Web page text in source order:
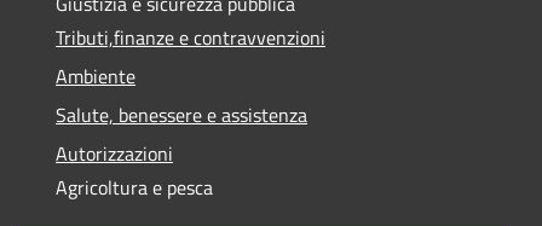
Tributi,finanze e contravvenzioni
Ambiente
Salute, benessere e assistenza
Autorizzazioni
Agricoltura e pesca